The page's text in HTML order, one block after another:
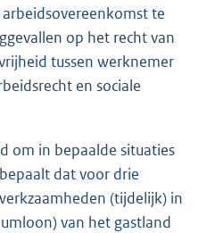
te
op het recht van
tussen werknemer
en sociale
om in bepaalde situaties
dat voor drie
(tijdelijk) in
van het gastland